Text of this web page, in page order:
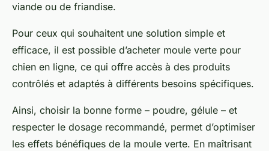
viande ou de friandise.
Pour ceux qui souhaitent une solution simple et
efficace, il est possible d’acheter moule verte pour
chien en ligne, ce qui offre accès à des produits
contrôlés et adaptés à différents besoins spécifiques.
Ainsi, choisir la bonne forme – poudre, gélule – et
respecter le dosage recommandé, permet d’optimiser
les effets bénéfiques de la moule verte. En maîtrisant